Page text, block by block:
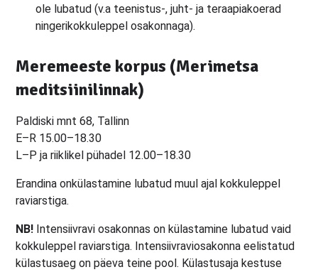
ole lubatud (v.a teenistus-, juht- ja teraapiakoerad
ningerikokkuleppel osakonnaga).
Meremeeste korpus (Merimetsa
meditsiinilinnak)
Paldiski mnt 68, Tallinn
E–R 15.00–18.30
L–P ja riiklikel pühadel 12.00–18.30
Erandina onkülastamine lubatud muul ajal kokkuleppel
raviarstiga.
NB! Intensiivravi osakonnas on külastamine lubatud vaid
kokkuleppel raviarstiga. Intensiivraviosakonna eelistatud
külastusaeg on päeva teine pool. Külastusaja kestuse